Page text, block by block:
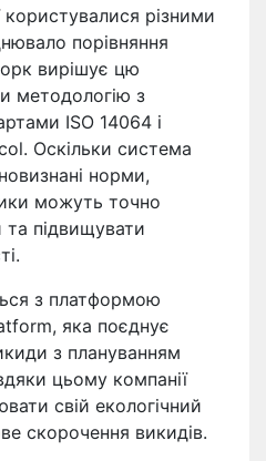
користувалися різними
порівняння
вирішує цю
методологію з
ISO 14064 і
Оскільки система
норми,
можуть точно
та підвищувати
з платформою
яка поєднує
з плануванням
цьому компанії
свій екологічний
скорочення викидів.